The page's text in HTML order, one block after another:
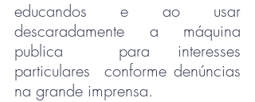
educandos e ao usar
descaradamente a máquina
publica  para interesses
particulares  conforme denúncias
na grande imprensa.